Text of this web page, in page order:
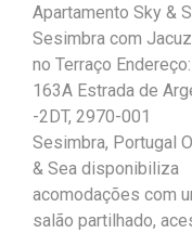
Apartamento Sky &
Sesimbra com
no Terraço Endereço:
163A Estrada de
-2DT, 2970-001
Sesimbra, Portugal
& Sea disponibiliza
acomodações com
salão partilhado,